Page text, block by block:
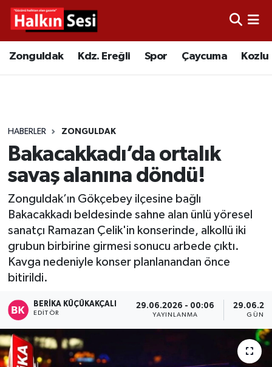
Zonguldak Kdz. Ereğli Spor Çaycuma Kozlu
HABERLER ZONGULDAK
Bakacakkadı’da ortalık
savaş alanına döndü!
Zonguldak’ın Gökçebey ilçesine bağlı
Bakacakkadı beldesinde sahne alan ünlü yöresel
sanatçı Ramazan Çelik'in konserinde, alkollü iki
grubun birbirine girmesi sonucu arbede çıktı.
Kavga nedeniyle konser planlanandan önce
bitirildi.
BERIKA KÜÇÜKAKÇALI
EDITÖR
29.06.2026 - 00:06
YAYINLANMA
Video
Çaycuma
Alaplı
Asayiş
Bartın
Karabük
ÇEVRE
Merkez Hava Durumu
Tüm Manşetler
Son Dakika Haberleri
Haber Arşivi